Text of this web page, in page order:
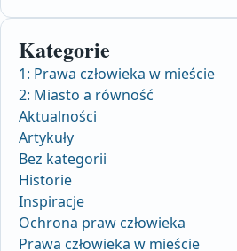
Kategorie
1: Prawa człowieka w mieście
2: Miasto a równość
Aktualności
Artykuły
Bez kategorii
Historie
Inspiracje
Ochrona praw człowieka
Prawa człowieka w mieście